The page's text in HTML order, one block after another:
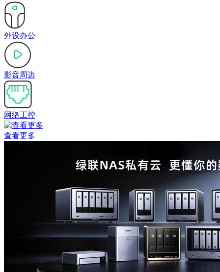
外设办公
影音周边
网络工控
查看更多